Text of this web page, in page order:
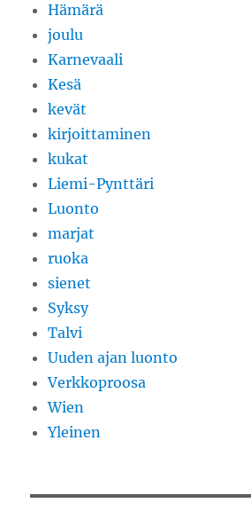
Hämärä
joulu
Karnevaali
Kesä
kevät
kirjoittaminen
kukat
Liemi-Pynttäri
Luonto
marjat
ruoka
sienet
Syksy
Talvi
Uuden ajan luonto
Verkkoproosa
Wien
Yleinen